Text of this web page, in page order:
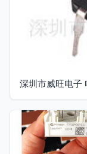
深圳市威旺电子